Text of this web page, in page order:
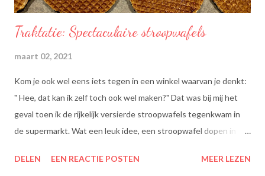
Traktatie: Spectaculaire stroopwafels
maart 02, 2021
Kom je ook wel eens iets tegen in een winkel waarvan je denkt:
" Hee, dat kan ik zelf toch ook wel maken?" Dat was bij mij het
geval toen ik de rijkelijk versierde stroopwafels tegenkwam in
de supermarkt. Wat een leuk idee, een stroopwafel dopen in
lekkere traktatie, nietwaar?
DELEN EEN REACTIE POSTEN MEER LEZEN